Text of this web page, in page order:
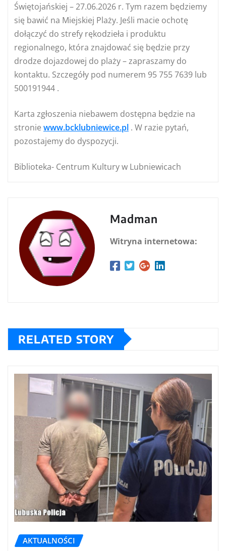
Świętojańskiej – 27.06.2026 r. Tym razem będziemy
się bawić na Miejskiej Plaży. Jeśli macie ochotę
dołączyć do strefy rękodzieła i produktu
regionalnego, która znajdować się będzie przy
drodze dojazdowej do plaży – zapraszamy do
kontaktu. Szczegóły pod numerem 95 755 7639 lub
500191944 .
Karta zgłoszenia niebawem dostępna będzie na
stronie www.bcklubniewice.pl . W razie pytań,
pozostajemy do dyspozycji.
Biblioteka- Centrum Kultury w Lubniewicach
Madman
Witryna internetowa:
RELATED STORY
AKTUALNOŚCI